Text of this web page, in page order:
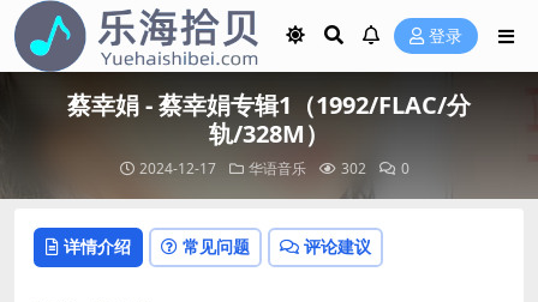
登录
蔡幸娟 - 蔡幸娟专辑1（1992/FLAC/分
轨/328M）
2024-12-17 华语音乐 302 0
详情介绍 常见问题 评论建议